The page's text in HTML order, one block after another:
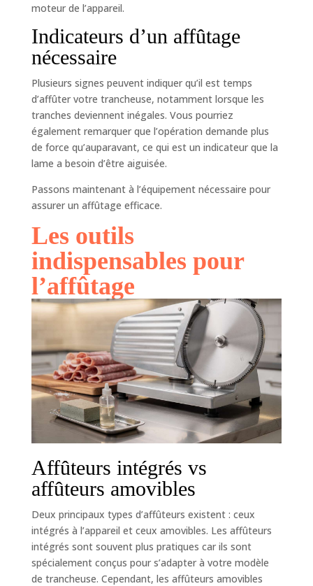
moteur de l’appareil.
Indicateurs d’un affûtage
nécessaire
Plusieurs signes peuvent indiquer qu’il est temps
d’affûter votre trancheuse, notamment lorsque les
tranches deviennent inégales. Vous pourriez
également remarquer que l’opération demande plus
de force qu’auparavant, ce qui est un indicateur que la
lame a besoin d’être aiguisée.
Passons maintenant à l’équipement nécessaire pour
assurer un affûtage efficace.
Les outils
indispensables pour
l’affûtage
Affûteurs intégrés vs
affûteurs amovibles
Deux principaux types d’affûteurs existent : ceux
intégrés à l’appareil et ceux amovibles. Les affûteurs
intégrés sont souvent plus pratiques car ils sont
spécialement conçus pour s’adapter à votre modèle
de trancheuse. Cependant, les affûteurs amovibles